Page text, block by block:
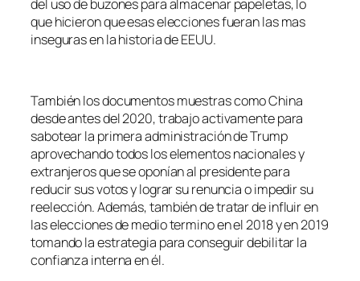
del uso de buzones para almacenar papeletas, lo
que hicieron que esas elecciones fueran las mas
inseguras en la historia de EEUU.
También los documentos muestras como China
desde antes del 2020, trabajo activamente para
sabotear la primera administración de Trump
aprovechando todos los elementos nacionales y
extranjeros que se oponían al presidente para
reducir sus votos y lograr su renuncia o impedir su
reelección. Además, también de tratar de influir en
las elecciones de medio termino en el 2018 y en 2019
tomando la estrategia para conseguir debilitar la
confianza interna en él.